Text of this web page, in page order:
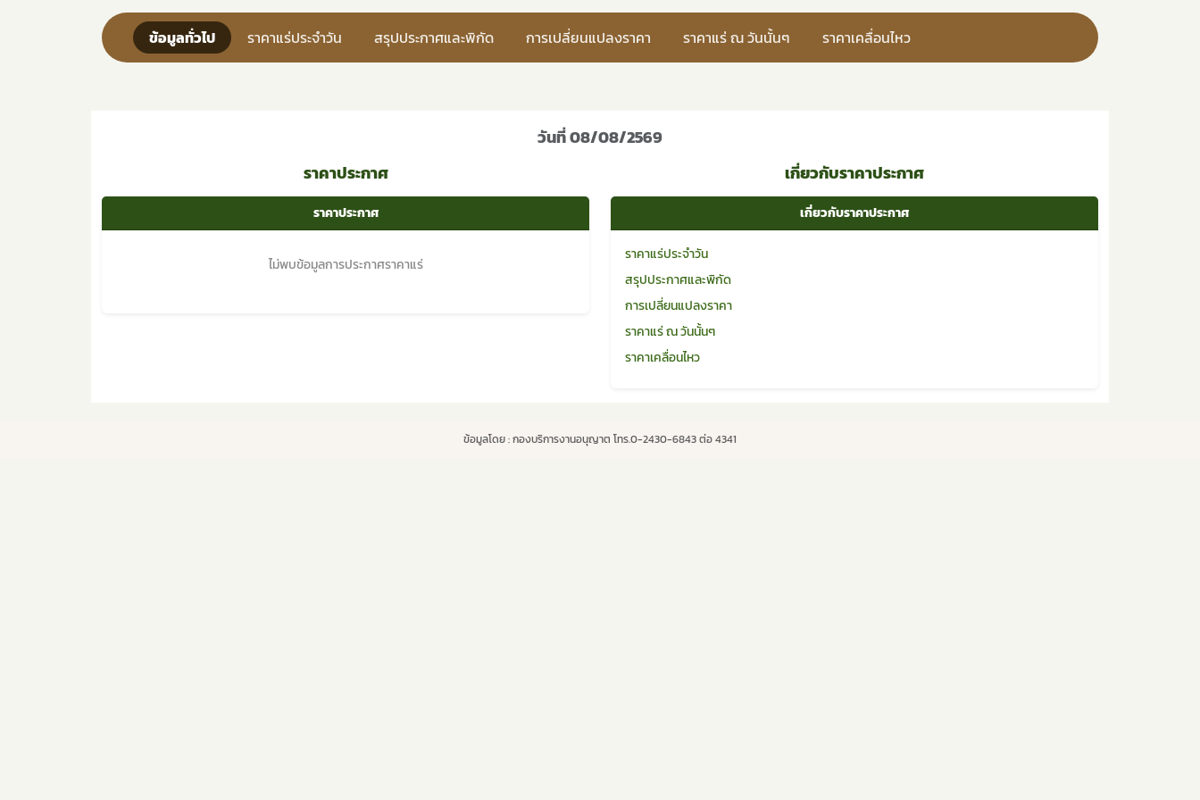
ข้อมูลทั่วไป ราคาแร่ประจำวัน สรุปประกาศและพิกัด การเปลี่ยนแปลงราคา ราคาแร่ ณ วันนั้นๆ ราคาเคลื่อนไหว
วันที่ 08/08/2569
ราคาประกาศ
ราคาประกาศ
ไม่พบข้อมูลการประกาศราคาแร่
เกี่ยวกับราคาประกาศ
เกี่ยวกับราคาประกาศ
ราคาแร่ประจำวัน
สรุปประกาศและพิกัด
การเปลี่ยนแปลงราคา
ราคาแร่ ณ วันนั้นๆ
ราคาเคลื่อนไหว
ข้อมูลโดย : กองบริการงานอนุญาต โทร.0-2430-6843 ต่อ 4341